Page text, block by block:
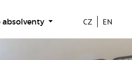
absolventy CZ EN